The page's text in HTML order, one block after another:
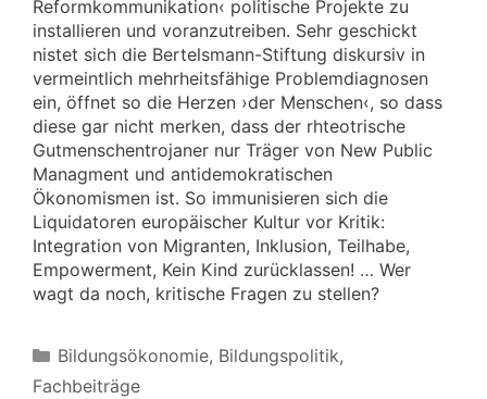
Reformkommunikation‹ politische Projekte zu
installieren und voranzutreiben. Sehr geschickt
nistet sich die Bertelsmann-Stiftung diskursiv in
vermeintlich mehrheitsfähige Problemdiagnosen
ein, öffnet so die Herzen ›der Menschen‹, so dass
diese gar nicht merken, dass der rhteotrische
Gutmenschentrojaner nur Träger von New Public
Managment und antidemokratischen
Ökonomismen ist. So immunisieren sich die
Liquidatoren europäischer Kultur vor Kritik:
Integration von Migranten, Inklusion, Teilhabe,
Empowerment, Kein Kind zurücklassen! … Wer
wagt da noch, kritische Fragen zu stellen?
Kategorien
Bildungsökonomie, Bildungspolitik,
Fachbeiträge